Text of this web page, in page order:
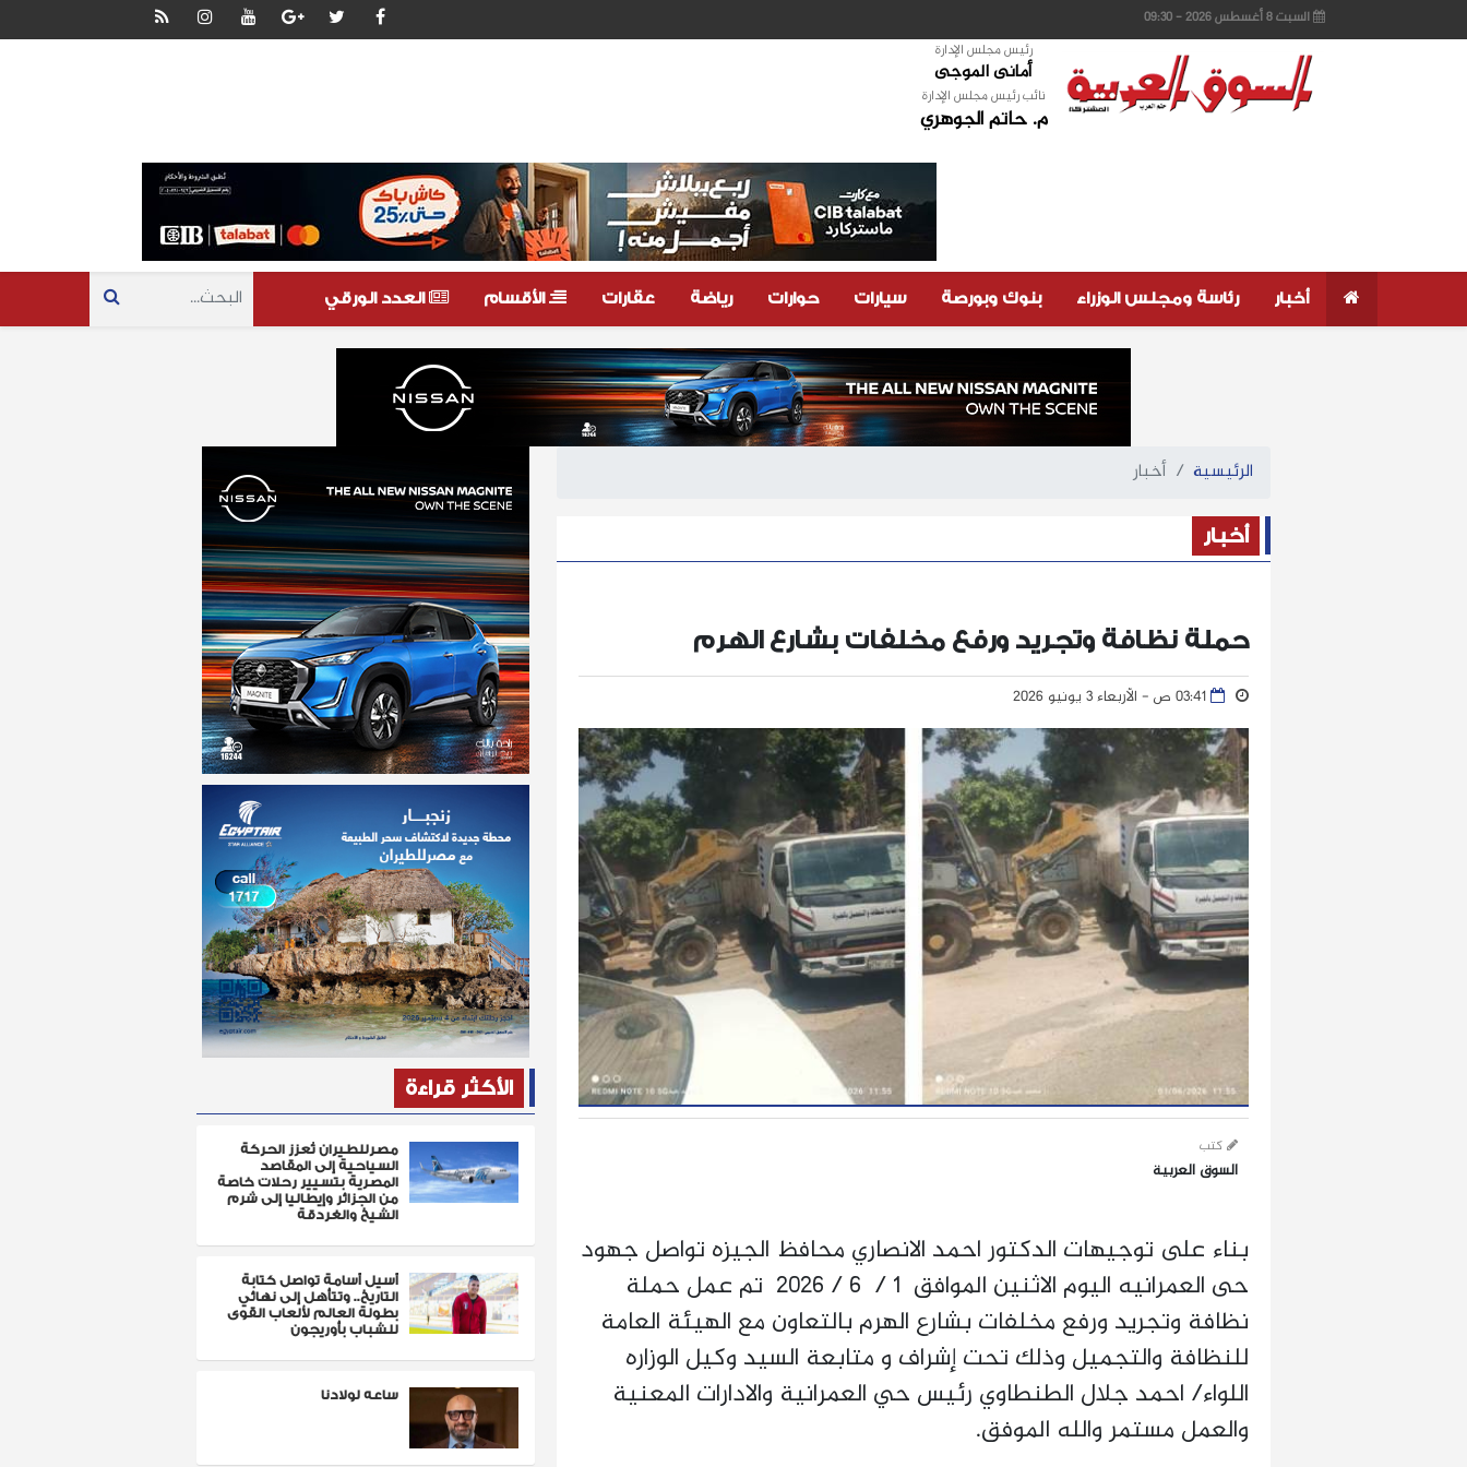
السبت 8 أغسطس 2026 - 09:30
رئيس مجلس الإدارة
أمانى الموجى
نائب رئيس مجلس الإدارة
م. حاتم الجوهري
أخبار رئاسة ومجلس الوزراء بنوك وبورصة سيارات حوارات رياضة عقارات الأقسام العدد الورقي
الرئيسية أخبار
أخبار
حملة نظافة وتجريد ورفع مخلفات بشارع الهرم
كتب
السوق العربية
بناء على توجيهات الدكتور احمد الانصاري محافظ الجيزه تواصل جهود
حى العمرانيه اليوم الاثنين الموافق ١ / ٦ / ٢٠٢٦ تم عمل حملة
نظافة وتجريد ورفع مخلفات بشارع الهرم بالتعاون مع الهيئة العامة
للنظافة والتجميل وذلك تحت إشراف و متابعة السيد وكيل الوزاره
اللواء/ احمد جلال الطنطاوي رئيس حي العمرانية والادارات المعنية
والعمل مستمر والله الموفق.
الأكثر قراءة
مصرللطيران تُعزز الحركة
السياحية إلى المقاصد
المصرية بتسيير رحلات خاصة
من الجزائر وإيطاليا إلى شرم
الشيخ والغردقة
أسيل أسامة تواصل كتابة
التاريخ.. وتتأهل إلى نهائي
بطولة العالم لألعاب القوى
للشباب بأوريجون
ساعه لولادنا